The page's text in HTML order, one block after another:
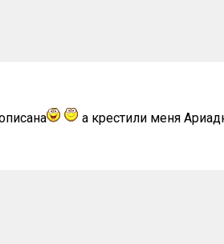
а крестили меня